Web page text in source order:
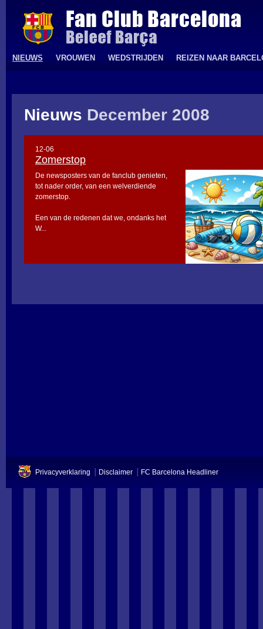
NIEUWS VROUWEN WEDSTRIJDEN REIZEN NAAR
Nieuws December 2008
12-06
Zomerstop
De newsposters van de fanclub genieten,
tot nader order, van een welverdiende
zomerstop.
Een van de redenen dat we, ondanks het
W...
Privacyverklaring Disclaimer FC Barcelona Headliner